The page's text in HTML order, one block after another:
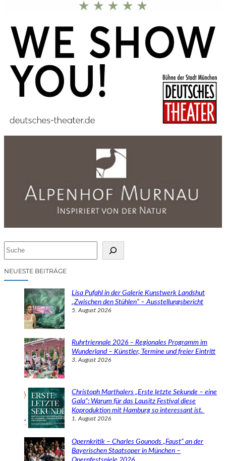
NEUESTE BEITRÄGE
Lisa Pufahl in der Galerie Kunstwerk Landshut
„Zwischen den Stühlen“ – Ausstellungsbericht
5. August 2026
Ruhrtriennale 2026 – Regionales Programm im
Wunderland – Künstler, Termine und freier Eintritt
3. August 2026
Christoph Marthalers „Erste letzte Sekunde – eine
Gala“: Warum für das Lausitz Festival diese
Koproduktion mit Hamburg so interessant ist.
1. August 2026
Opernkritik – Charles Gounods „Faust“ an der
Bayerischen Staatsoper in München –